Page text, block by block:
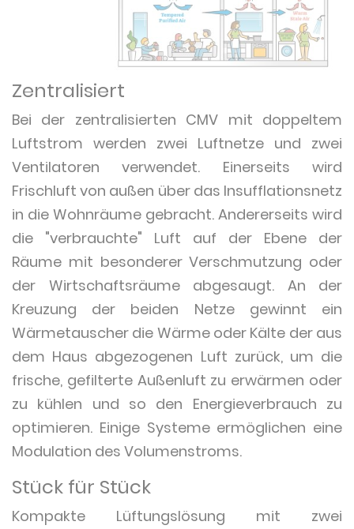
Zentralisiert
Bei der zentralisierten CMV mit doppeltem
Luftstrom werden zwei Luftnetze und zwei
Ventilatoren verwendet. Einerseits wird
Frischluft von außen über das Insufflationsnetz
in die Wohnräume gebracht. Andererseits wird
die "verbrauchte" Luft auf der Ebene der
Räume mit besonderer Verschmutzung oder
der Wirtschaftsräume abgesaugt. An der
Kreuzung der beiden Netze gewinnt ein
Wärmetauscher die Wärme oder Kälte der aus
dem Haus abgezogenen Luft zurück, um die
frische, gefilterte Außenluft zu erwärmen oder
zu kühlen und so den Energieverbrauch zu
optimieren. Einige Systeme ermöglichen eine
Modulation des Volumenstroms.
Stück für Stück
Kompakte Lüftungslösung mit zwei